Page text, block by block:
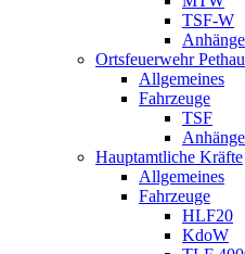
TSF-W
Ortsfeuerwehr Pethau
Allgemeines
Fahrzeuge
TSF
Hauptamtliche Kräfte
Allgemeines
Fahrzeuge
HLF20
KdoW